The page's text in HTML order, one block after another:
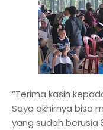
“Terima kasih
Saya akhirnya bisa
yang sudah berusia